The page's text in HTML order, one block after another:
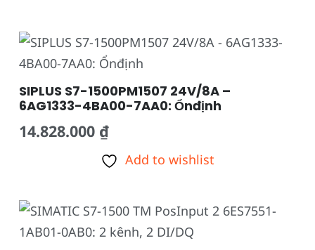
SIPLUS S7-1500PM1507 24V/8A –
6AG1333-4BA00-7AA0: Ổnđịnh
14.828.000 ₫
Add to wishlist